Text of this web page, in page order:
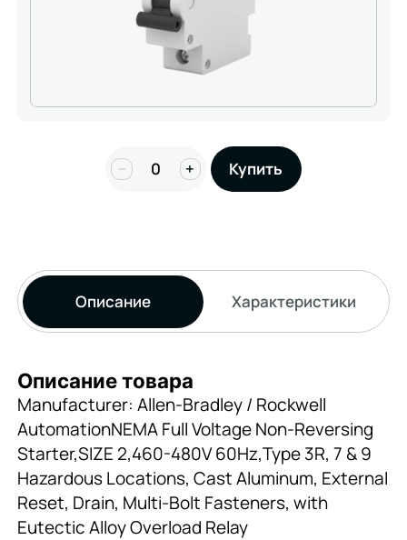
− + Купить
Описание Характеристики
Описание товара
Manufacturer: Allen-Bradley / Rockwell
AutomationNEMA Full Voltage Non-Reversing
Starter,SIZE 2,460-480V 60Hz,Type 3R, 7 & 9
Hazardous Locations, Cast Aluminum, External
Reset, Drain, Multi-Bolt Fasteners, with
Eutectic Alloy Overload Relay